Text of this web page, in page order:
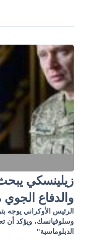
زيلينسكي
والدفاع الجوي
الرئيس الأوكراني يوجه
وسلوفيانسك، ويؤكد أن
الدبلوماسية"